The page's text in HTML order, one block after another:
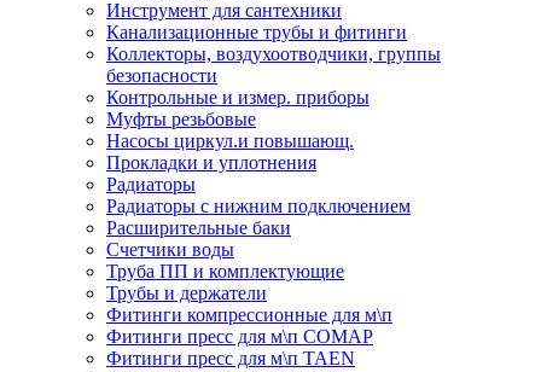
Инструмент для сантехники
Канализационные трубы и фитинги
Коллекторы, воздухоотводчики, группы
безопасности
Контрольные и измер. приборы
Муфты резьбовые
Насосы циркул.и повышающ.
Прокладки и уплотнения
Радиаторы
Радиаторы с нижним подключением
Расширительные баки
Счетчики воды
Труба ПП и комплектующие
Трубы и держатели
Фитинги компрессионные для м\п
Фитинги пресс для м\п COMAP
Фитинги пресс для м\п TAEN